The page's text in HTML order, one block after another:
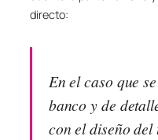
directo:
En el caso que
banco y de
con el diseño